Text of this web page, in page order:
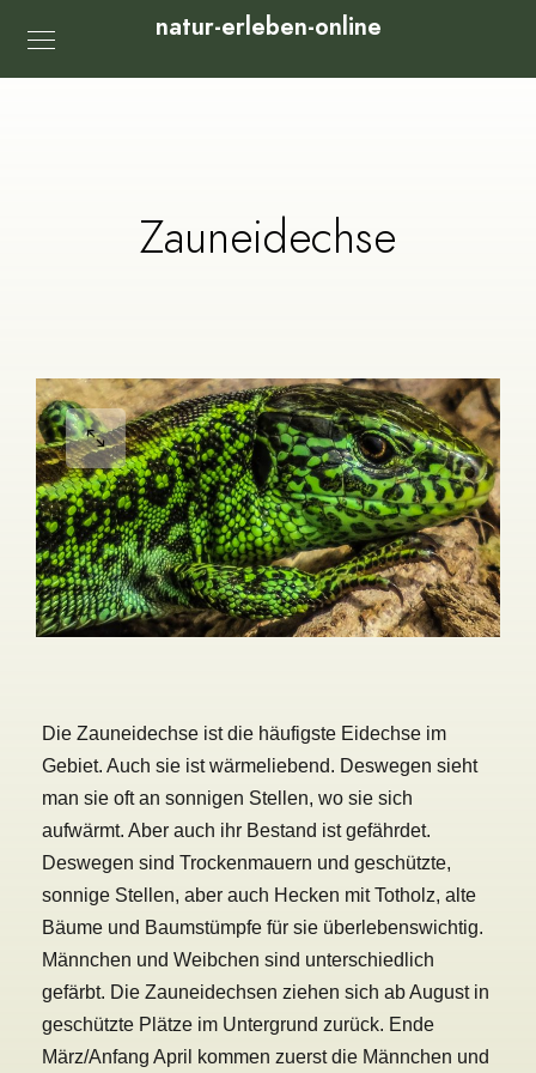
natur-erleben-online
Zauneidechse
Die Zauneidechse ist die häufigste Eidechse im
Gebiet. Auch sie ist wärmeliebend. Deswegen sieht
man sie oft an sonnigen Stellen, wo sie sich
aufwärmt. Aber auch ihr Bestand ist gefährdet.
Deswegen sind Trockenmauern und geschützte,
sonnige Stellen, aber auch Hecken mit Totholz, alte
Bäume und Baumstümpfe für sie überlebenswichtig.
Männchen und Weibchen sind unterschiedlich
gefärbt. Die Zauneidechsen ziehen sich ab August in
geschützte Plätze im Untergrund zurück. Ende
März/Anfang April kommen zuerst die Männchen und